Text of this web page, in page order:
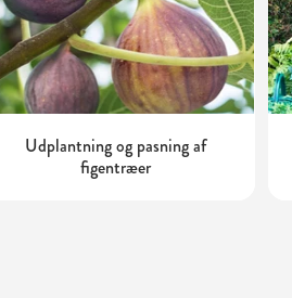
Udplantning og pasning af
figentræer